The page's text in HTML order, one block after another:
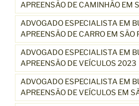
APREENSÃO DE CAMINHÃO EM
ADVOGADO ESPECIALISTA EM
APREENSÃO DE CARRO EM SÃO
ADVOGADO ESPECIALISTA EM
APREENSÃO DE VEÍCULOS 2023
ADVOGADO ESPECIALISTA EM
APREENSÃO DE VEÍCULOS EM